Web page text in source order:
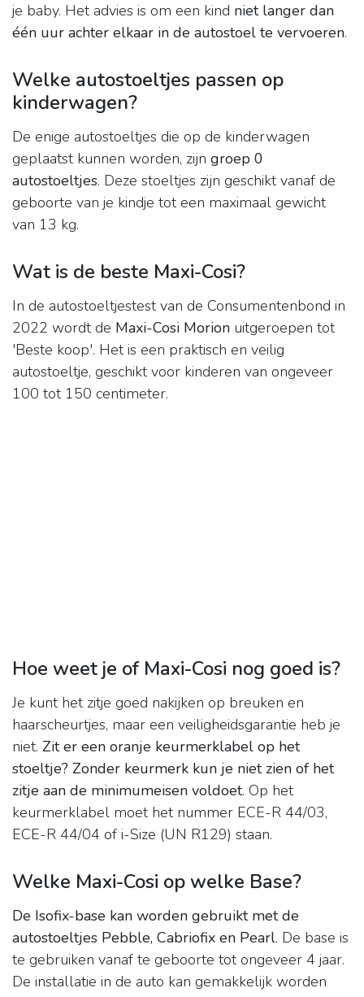
je baby. Het advies is om een kind niet langer dan
één uur achter elkaar in de autostoel te vervoeren.
Welke autostoeltjes passen op
kinderwagen?
De enige autostoeltjes die op de kinderwagen
geplaatst kunnen worden, zijn groep 0
autostoeltjes. Deze stoeltjes zijn geschikt vanaf de
geboorte van je kindje tot een maximaal gewicht
van 13 kg.
Wat is de beste Maxi-Cosi?
In de autostoeltjestest van de Consumentenbond in
2022 wordt de Maxi-Cosi Morion uitgeroepen tot
'Beste koop'. Het is een praktisch en veilig
autostoeltje, geschikt voor kinderen van ongeveer
100 tot 150 centimeter.
Hoe weet je of Maxi-Cosi nog goed is?
Je kunt het zitje goed nakijken op breuken en
haarscheurtjes, maar een veiligheidsgarantie heb je
niet. Zit er een oranje keurmerklabel op het
stoeltje? Zonder keurmerk kun je niet zien of het
zitje aan de minimumeisen voldoet. Op het
keurmerklabel moet het nummer ECE-R 44/03,
ECE-R 44/04 of i-Size (UN R129) staan.
Welke Maxi-Cosi op welke Base?
De Isofix-base kan worden gebruikt met de
autostoeltjes Pebble, Cabriofix en Pearl. De base is
te gebruiken vanaf te geboorte tot ongeveer 4 jaar.
De installatie in de auto kan gemakkelijk worden